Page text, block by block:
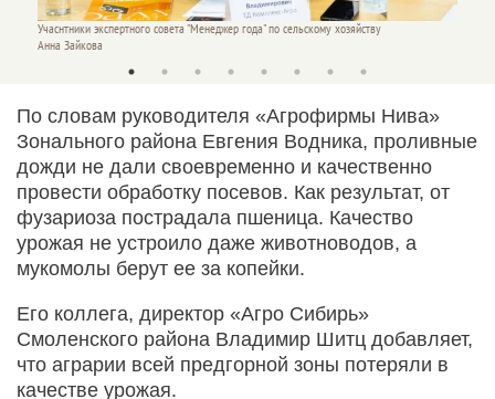
Учаснтники экспертного совета "Менеджер года" по сельскому хозяйству
Анна Зайкова
По словам руководителя «Агрофирмы Нива»
Зонального района Евгения Водника, проливные
дожди не дали своевременно и качественно
провести обработку посевов. Как результат, от
фузариоза пострадала пшеница. Качество
урожая не устроило даже животноводов, а
мукомолы берут ее за копейки.
Его коллега, директор «Агро Сибирь»
Смоленского района Владимир Шитц добавляет,
что аграрии всей предгорной зоны потеряли в
качестве урожая.